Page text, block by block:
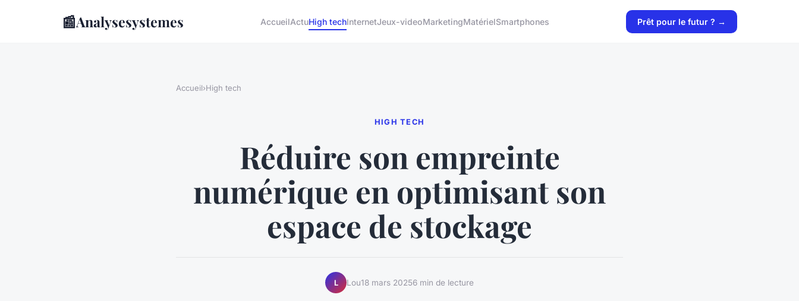
📰Analysesystemes AccueilActuHigh techInternetJeux-videoMarketingMatérielSmartphones Prêt pour le futur ? →
Accueil›High tech
HIGH TECH
Réduire son empreinte
numérique en optimisant son
espace de stockage
L Lou18 mars 20256 min de lecture